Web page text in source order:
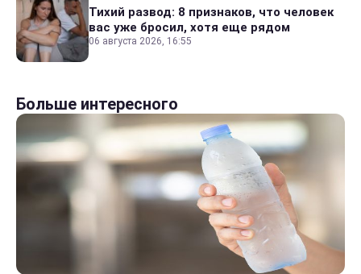
Тихий развод: 8 признаков, что человек
вас уже бросил, хотя еще рядом
06 августа 2026, 16:55
Больше интересного